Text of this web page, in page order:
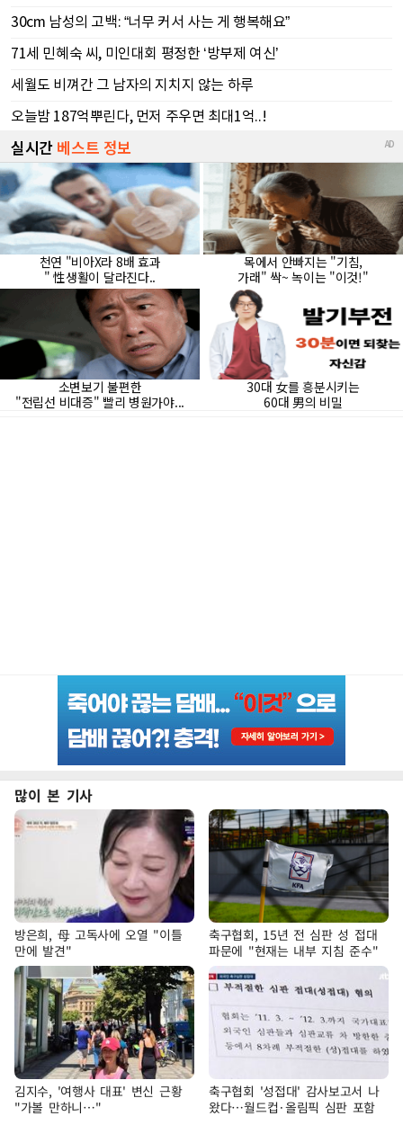
많이 본 기사
방은희, 母 고독사에 오열 "이틀
만에 발견"
축구협회, 15년 전 심판 성 접대
파문에 "현재는 내부 지침 준수"
김지수, '여행사 대표' 변신 근황
"가볼 만하니…"
축구협회 '성접대' 감사보고서 나
왔다…월드컵·올림픽 심판 포함